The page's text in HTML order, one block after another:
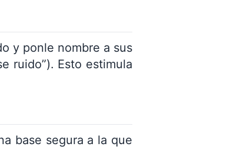
y ponle nombre a sus
ruido”). Esto estimula
base segura a la que